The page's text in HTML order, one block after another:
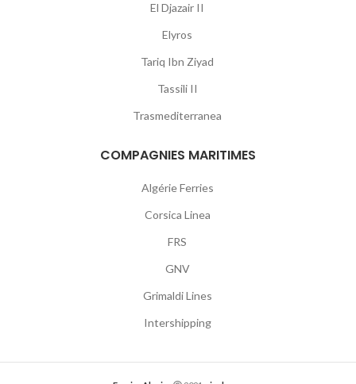
El Djazair II
Elyros
Tariq Ibn Ziyad
Tassili II
Trasmediterranea
COMPAGNIES MARITIMES
Algérie Ferries
Corsica Linea
FRS
GNV
Grimaldi Lines
Intershipping